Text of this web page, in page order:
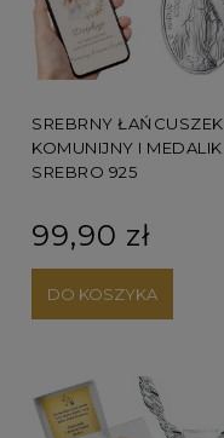
SREBRNY ŁAŃCUSZEK
KOMUNIJNY I MEDALIK
SREBRO 925
99,90 zł
DO KOSZYKA